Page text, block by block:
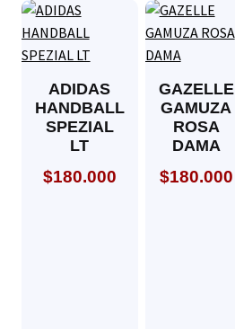
ADIDAS
HANDBALL
SPEZIAL
LT
$180.000
GAZELLE
GAMUZA
ROSA
DAMA
$180.000